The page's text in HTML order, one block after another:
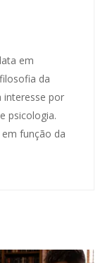
em
da
interesse por
psicologia.
função da